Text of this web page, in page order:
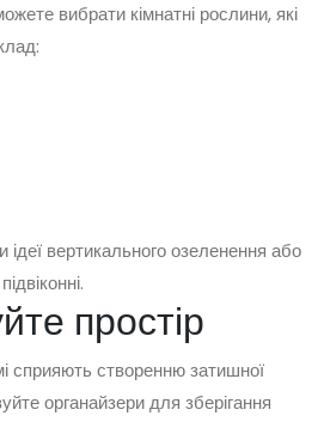
вибрати кімнатні рослини, які
вертикального озеленення або
простір
сприяють створенню затишної
органайзери для зберігання